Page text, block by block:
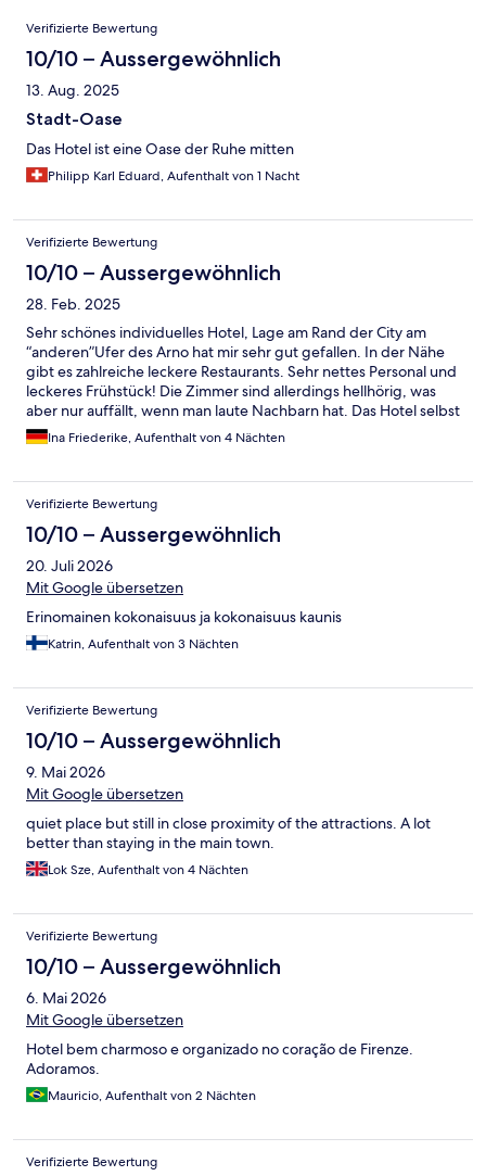
Bewertungen
Verifizierte Bewertung
10/10 – Aussergewöhnlich
13. Aug. 2025
Stadt-Oase
Das Hotel ist eine Oase der Ruhe mitten
Philipp Karl Eduard, Aufenthalt von 1 Nacht
Verifizierte Bewertung
10/10 – Aussergewöhnlich
28. Feb. 2025
Sehr schönes individuelles Hotel, Lage am Rand der City am
“anderen”Ufer des Arno hat mir sehr gut gefallen. In der Nähe
gibt es zahlreiche leckere Restaurants. Sehr nettes Personal und
leckeres Frühstück! Die Zimmer sind allerdings hellhörig, was
aber nur auffällt, wenn man laute Nachbarn hat. Das Hotel selbst
liegt wirklich ruhig. Preis-Leistungsverhältnis war sehr gut - ich
würde das Hotel Freunden auf jeden Fall empfehlen.
Ina Friederike, Aufenthalt von 4 Nächten
Verifizierte Bewertung
10/10 – Aussergewöhnlich
20. Juli 2026
Mit Google übersetzen
Erinomainen kokonaisuus ja kokonaisuus kaunis
Katrin, Aufenthalt von 3 Nächten
Verifizierte Bewertung
10/10 – Aussergewöhnlich
9. Mai 2026
Mit Google übersetzen
quiet place but still in close proximity of the attractions. A lot
better than staying in the main town.
Lok Sze, Aufenthalt von 4 Nächten
Verifizierte Bewertung
10/10 – Aussergewöhnlich
6. Mai 2026
Mit Google übersetzen
Hotel bem charmoso e organizado no coração de Firenze.
Adoramos.
Mauricio, Aufenthalt von 2 Nächten
Verifizierte Bewertung